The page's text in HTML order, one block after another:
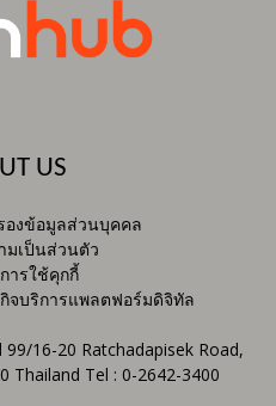
US
องข้อมูลส่วนบุคคล
มเป็นส่วนตัว
ารใช้คุกกี้
จบริการแพลตฟอร์มดิจิทัล
16-20 Ratchadapisek Road,
Thailand Tel : 0-2642-3400